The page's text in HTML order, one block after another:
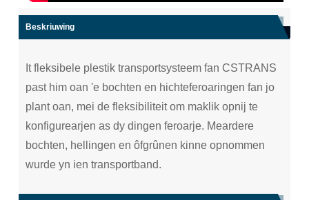
Beskriuwing
It fleksibele plestik transportsysteem fan CSTRANS
past him oan 'e bochten en hichteferoaringen fan jo
plant oan, mei de fleksibiliteit om maklik opnij te
konfigurearjen as dy dingen feroarje. Meardere
bochten, hellingen en ôfgrûnen kinne opnommen
wurde yn ien transportband.